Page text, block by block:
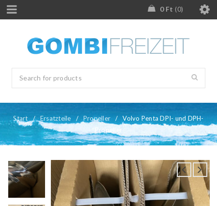
0 Ft 0
Start / Ersatzteile / Propeller /
Volvo Penta DPI- und DPH-
Propeller